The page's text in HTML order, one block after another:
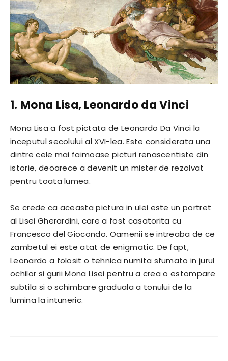
1. Mona Lisa, Leonardo da Vinci
Mona Lisa a fost pictata de Leonardo Da Vinci la
inceputul secolului al XVI-lea. Este considerata una
dintre cele mai faimoase picturi renascentiste din
istorie, deoarece a devenit un mister de rezolvat
pentru toata lumea.
Se crede ca aceasta pictura in ulei este un portret
al Lisei Gherardini, care a fost casatorita cu
Francesco del Giocondo. Oamenii se intreaba de ce
zambetul ei este atat de enigmatic. De fapt,
Leonardo a folosit o tehnica numita sfumato in jurul
ochilor si gurii Mona Lisei pentru a crea o estompare
subtila si o schimbare graduala a tonului de la
lumina la intuneric.